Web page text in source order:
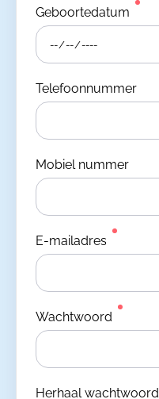
Geboortedatum
Telefoonnummer
Mobiel nummer
E-mailadres
Wachtwoord
Herhaal wachtwoord